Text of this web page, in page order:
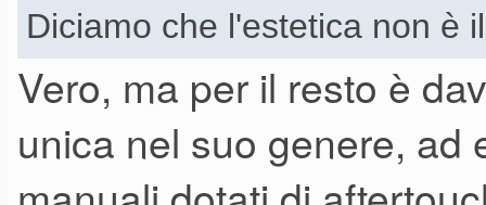
Diciamo che l'estetica non è
Vero, ma per il resto è
unica nel suo genere, ad